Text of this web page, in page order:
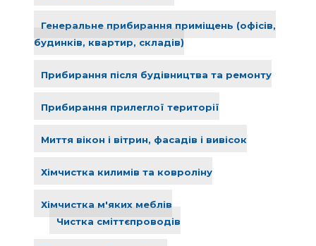
Генеральне прибирання приміщень (офісів,
будинків, квартир, складів)
Прибирання після будівництва та ремонту
Прибирання прилеглої території
Миття вікон і вітрин, фасадів і вивісок
Хімчистка килимів та ковроліну
Хімчистка м'яких меблів
Чистка сміттєпроводів